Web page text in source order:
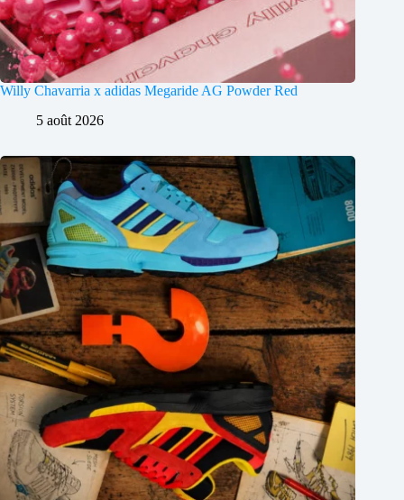
Willy Chavarria x adidas Megaride AG Powder Red
5 août 2026